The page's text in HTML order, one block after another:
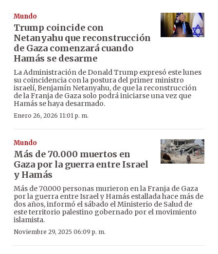
Mundo
Trump coincide con
Netanyahu que reconstrucción
de Gaza comenzará cuando
Hamás se desarme
La Administración de Donald Trump expresó este lunes
su coincidencia con la postura del primer ministro
israelí, Benjamín Netanyahu, de que la reconstrucción
de la Franja de Gaza solo podrá iniciarse una vez que
Hamás se haya desarmado.
Enero 26, 2026 11:01 p. m.
Mundo
Más de 70.000 muertos en
Gaza por la guerra entre Israel
y Hamás
Más de 70.000 personas murieron en la Franja de Gaza
por la guerra entre Israel y Hamás estallada hace más de
dos años, informó el sábado el Ministerio de Salud de
este territorio palestino gobernado por el movimiento
islamista.
Noviembre 29, 2025 06:09 p. m.